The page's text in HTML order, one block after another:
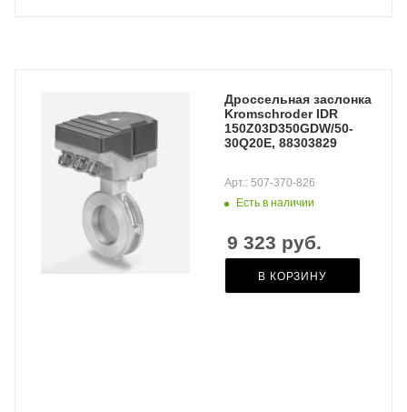
Дроссельная заслонка
Kromschroder IDR
150Z03D350GDW/50-
30Q20E, 88303829
Есть в наличии
Арт.: 507-370-826
9 323 руб.
В КОРЗИНУ